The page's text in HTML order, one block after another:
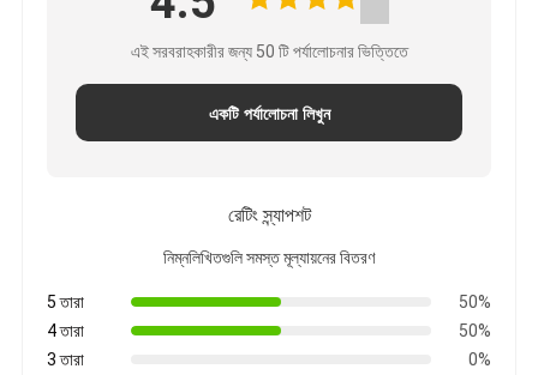
এই সরবরাহকারীর জন্য 50 টি পর্যালোচনার ভিত্তিতে
একটি পর্যালোচনা লিখুন
রেটিং স্ন্যাপশট
নিম্নলিখিতগুলি সমস্ত মূল্যায়নের বিতরণ
5 তারা
50%
4 তারা
50%
3 তারা
0%